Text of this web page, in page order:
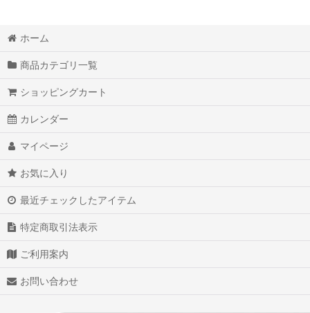
ホーム
商品カテゴリ一覧
ショッピングカート
カレンダー
マイページ
お気に入り
最近チェックしたアイテム
特定商取引法表示
ご利用案内
お問い合わせ